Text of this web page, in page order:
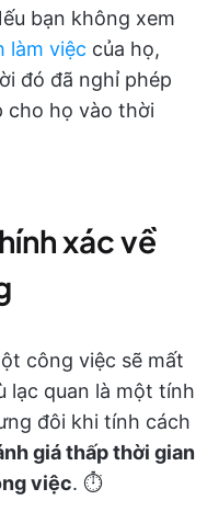
bạn không xem
làm việc của họ,
đó đã nghỉ phép
cho họ vào thời
xác về
công việc sẽ mất
lạc quan là một tính
đôi khi tính cách
giá thấp thời gian
việc. ⏱️